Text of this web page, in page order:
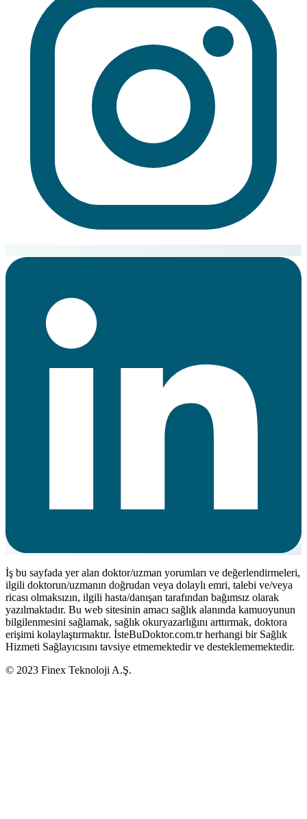
İş bu sayfada yer alan doktor/uzman yorumları ve değerlendirmeleri,
ilgili doktorun/uzmanın doğrudan veya dolaylı emri, talebi ve/veya
ricası olmaksızın, ilgili hasta/danışan tarafından bağımsız olarak
yazılmaktadır. Bu web sitesinin amacı sağlık alanında kamuoyunun
bilgilenmesini sağlamak, sağlık okuryazarlığını arttırmak, doktora
erişimi kolaylaştırmaktır. İsteBuDoktor.com.tr herhangi bir Sağlık
Hizmeti Sağlayıcısını tavsiye etmemektedir ve desteklememektedir.
© 2023 Finex Teknoloji A.Ş.